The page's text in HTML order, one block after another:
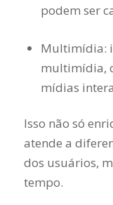
podem ser
Multimídia:
multimídia,
mídias
Isso não só
atende a
dos usuários,
tempo.